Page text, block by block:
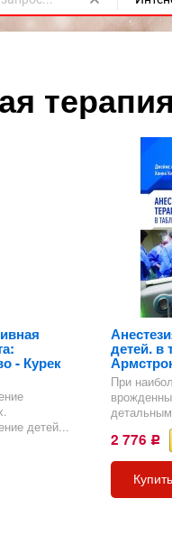
- Курек
детей...
детей. в
При
2 776 Р